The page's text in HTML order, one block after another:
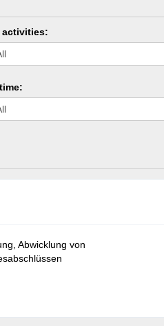
activities:
:
Abwicklung von